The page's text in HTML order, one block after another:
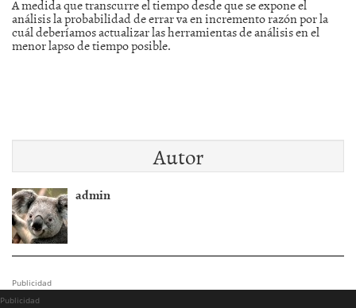
A medida que transcurre el tiempo desde que se expone el
análisis la probabilidad de errar va en incremento razón por la
cuál deberíamos actualizar las herramientas de análisis en el
menor lapso de tiempo posible.
Autor
admin
Publicidad
Publicidad